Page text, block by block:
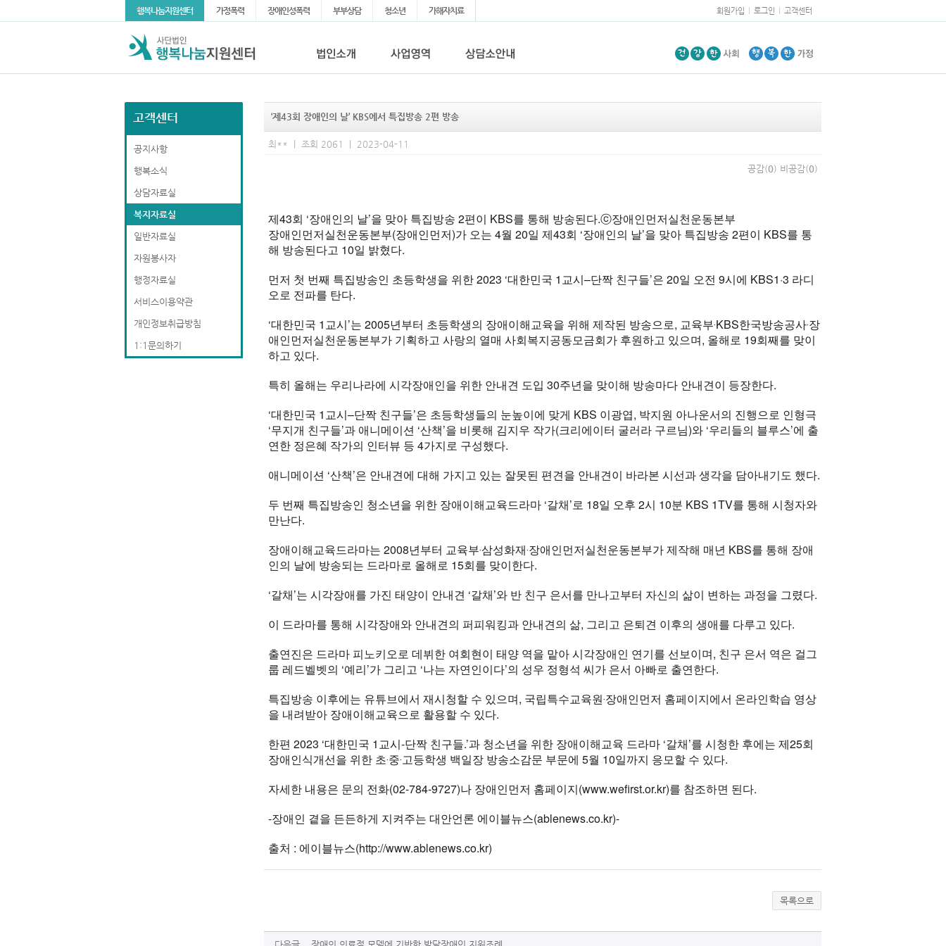
행복나눔지원센터 가정폭력 장애인성폭력 부부상담 청소년 가해자치료 회원가입 로그인 고객센터
고객센터
공지사항
행복소식
상담자료실
복지자료실
일반자료실
자원봉사자
행정자료실
서비스이용약관
개인정보취급방침
1:1문의하기
‘제43회 장애인의 날’ KBS에서 특집방송 2편 방송
최** | 조회 2061 | 2023-04-11
공감(0) 비공감(0)
제43회 ‘장애인의 날’을 맞아 특집방송 2편이 KBS를 통해 방송된다.ⓒ장애인먼저실천운동본부
장애인먼저실천운동본부(장애인먼저)가 오는 4월 20일 제43회 ‘장애인의 날’을 맞아 특집방송 2편이 KBS를 통
해 방송된다고 10일 밝혔다.
먼저 첫 번째 특집방송인 초등학생을 위한 2023 ‘대한민국 1교시–단짝 친구들’은 20일 오전 9시에 KBS1·3 라디
오로 전파를 탄다.
‘대한민국 1교시’는 2005년부터 초등학생의 장애이해교육을 위해 제작된 방송으로, 교육부‧KBS한국방송공사‧장
애인먼저실천운동본부가 기획하고 사랑의 열매 사회복지공동모금회가 후원하고 있으며, 올해로 19회째를 맞이
하고 있다.
특히 올해는 우리나라에 시각장애인을 위한 안내견 도입 30주년을 맞이해 방송마다 안내견이 등장한다.
‘대한민국 1교시–단짝 친구들’은 초등학생들의 눈높이에 맞게 KBS 이광엽, 박지원 아나운서의 진행으로 인형극
‘무지개 친구들’과 애니메이션 ‘산책’을 비롯해 김지우 작가(크리에이터 굴러라 구르님)와 ‘우리들의 블루스’에 출
연한 정은혜 작가의 인터뷰 등 4가지로 구성했다.
애니메이션 ‘산책’은 안내견에 대해 가지고 있는 잘못된 편견을 안내견이 바라본 시선과 생각을 담아내기도 했다.
두 번째 특집방송인 청소년을 위한 장애이해교육드라마 ‘갈채’로 18일 오후 2시 10분 KBS 1TV를 통해 시청자와
만난다.
장애이해교육드라마는 2008년부터 교육부‧삼성화재‧장애인먼저실천운동본부가 제작해 매년 KBS를 통해 장애
인의 날에 방송되는 드라마로 올해로 15회를 맞이한다.
‘갈채’는 시각장애를 가진 태양이 안내견 ‘갈채’와 반 친구 은서를 만나고부터 자신의 삶이 변하는 과정을 그렸다.
이 드라마를 통해 시각장애와 안내견의 퍼피워킹과 안내견의 삶, 그리고 은퇴견 이후의 생애를 다루고 있다.
출연진은 드라마 피노키오로 데뷔한 여회현이 태양 역을 맡아 시각장애인 연기를 선보이며, 친구 은서 역은 걸그
룹 레드벨벳의 ‘예리’가 그리고 ‘나는 자연인이다’의 성우 정형석 씨가 은서 아빠로 출연한다.
특집방송 이후에는 유튜브에서 재시청할 수 있으며, 국립특수교육원‧장애인먼저 홈페이지에서 온라인학습 영상
을 내려받아 장애이해교육으로 활용할 수 있다.
한편 2023 ‘대한민국 1교시-단짝 친구들.’과 청소년을 위한 장애이해교육 드라마 ‘갈채’를 시청한 후에는 제25회
장애인식개선을 위한 초‧중‧고등학생 백일장 방송소감문 부문에 5월 10일까지 응모할 수 있다.
자세한 내용은 문의 전화(02-784-9727)나 장애인먼저 홈페이지(www.wefirst.or.kr)를 참조하면 된다.
-장애인 곁을 든든하게 지켜주는 대안언론 에이블뉴스(ablenews.co.kr)-
출처 : 에이블뉴스(http://www.ablenews.co.kr)
목록으로